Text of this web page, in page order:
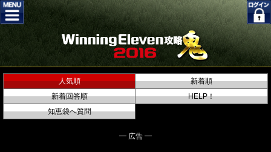
人気順
新着順
新着回答順
HELP！
知恵袋へ質問
━ 広告 ━